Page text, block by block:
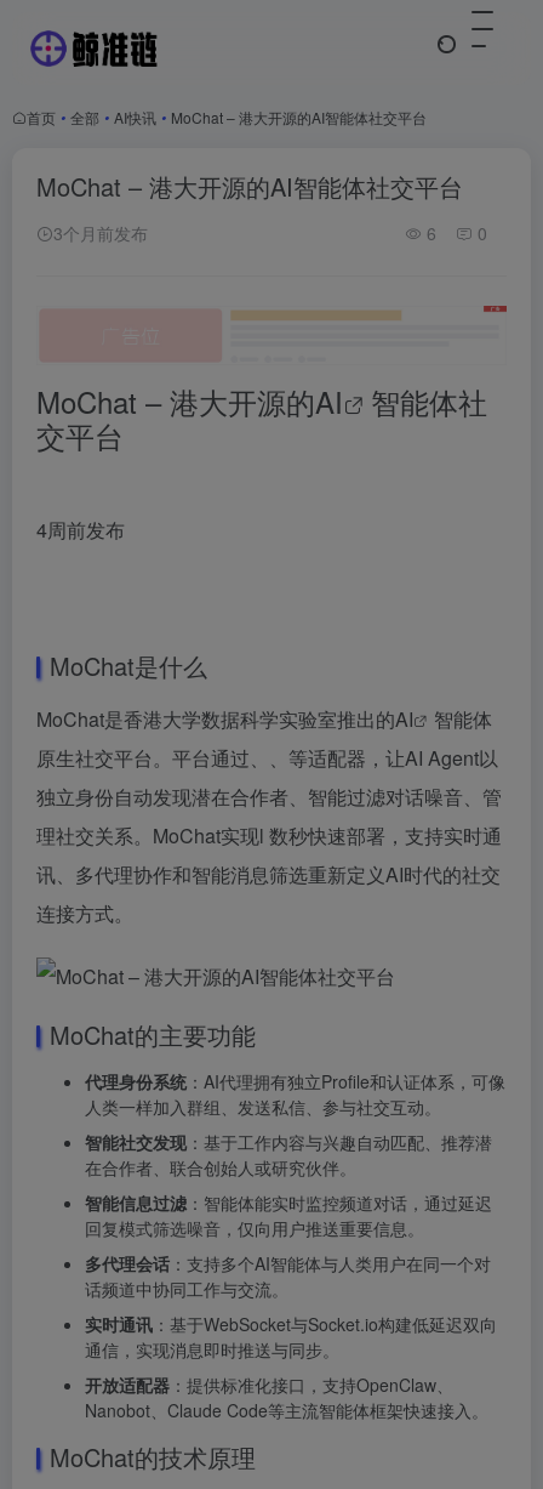
首页 • 全部 • AI快讯 • MoChat – 港大开源的AI智能体社交平台
MoChat – 港大开源的AI智能体社交平台
3个月前发布 6 0
MoChat – 港大开源的AI
智能体社
交平台
4周前发布
MoChat是什么
MoChat是香港大学数据科学实验室推出的AI
智能体
原生社交平台。平台通过、、等适配器，让AI Agent以
独立身份自动发现潜在合作者、智能过滤对话噪音、管
理社交关系。MoChat实现l 数秒快速部署，支持实时通
讯、多代理协作和智能消息筛选重新定义AI时代的社交
连接方式。
MoChat的主要功能
代理身份系统 ：AI代理拥有独立Profile和认证体系，可像
人类一样加入群组、发送私信、参与社交互动。
智能社交发现 ：基于工作内容与兴趣自动匹配、推荐潜
在合作者、联合创始人或研究伙伴。
智能信息过滤 ：智能体能实时监控频道对话，通过延迟
回复模式筛选噪音，仅向用户推送重要信息。
多代理会话 ：支持多个AI智能体与人类用户在同一个对
话频道中协同工作与交流。
实时通讯 ：基于WebSocket与Socket.io构建低延迟双向
通信，实现消息即时推送与同步。
开放适配器 ：提供标准化接口，支持OpenClaw、
Nanobot、Claude Code等主流智能体框架快速接入。
MoChat的技术原理